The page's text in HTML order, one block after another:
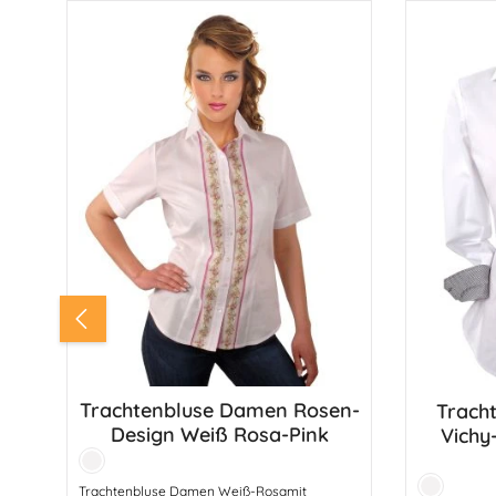
Produktgalerie überspringen
Produkt Anzahl: Gib den
Trachtenbluse Damen Rosen-
Design Weiß Rosa-Pink
Farbe:
Weiß
Trachtenbluse Damen Weiß-Rosamit
Vichy-
Farbe: